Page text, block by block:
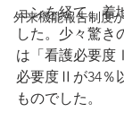
外来機能報告制度
ョンを経て、着
した。少々驚き
は「看護必要度
必要度Ⅱが34％
ものでした。